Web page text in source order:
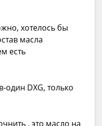
хотелось бы
масла
есть
один DXG, только
, это масло на